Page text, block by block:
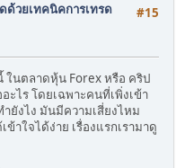
#15
ด้วยเทคนิคการเทรด
ในตลาดหุ้น Forex หรือ คริป
ไร โดยเฉพาะคนที่เพิ่งเข้า
ยังไง มันมีความเสี่ยงไหม
ข้าใจได้ง่าย เรื่องแรกเรามาดู